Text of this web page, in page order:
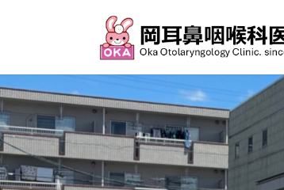
ツ
へ
ス
キ
ッ
プ
シ
ョ
ン
に
移
動